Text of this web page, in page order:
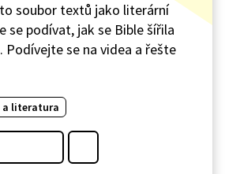
soubor textů jako literární
se podívat, jak se Bible šířila
Podívejte se na videa a řešte
a literatura